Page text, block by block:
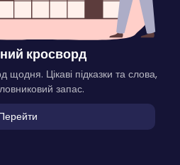
кросворд
щодня. Цікаві підказки та слова,
запас.